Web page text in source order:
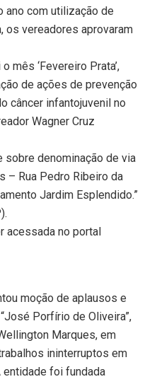
ano com utilização de
os vereadores aprovaram
mês ‘Fevereiro Prata’,
de ações de prevenção
câncer infantojuvenil no
Wagner Cruz
denominação de via
– Rua Pedro Ribeiro da
Jardim Esplendido.”
acessada no portal
moção de aplausos e
Porfírio de Oliveira”,
Marques, em
ininterruptos em
entidade foi fundada